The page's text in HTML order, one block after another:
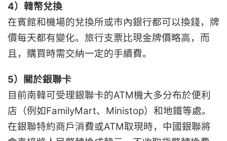
4）韓幣兌換
在賓館和機場的兌換所或市內銀行都可以換錢，牌
價每天都有變化。旅行支票比現金牌價略高，而
且，購買時需交納一定的手續費。
5）關於銀聯卡
目前南韓可受理銀聯卡的ATM機大多分布於便利
店（例如FamilyMart、Ministop）和地鐵等處。
在銀聯特約商戶消費或ATM取現時，中國銀聯將